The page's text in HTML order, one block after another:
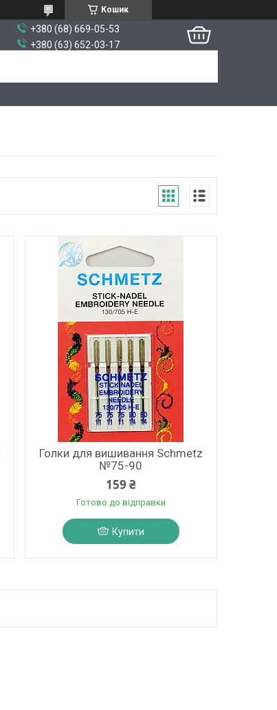
Кошик
+380 (68) 669-05-53
+380 (63) 652-03-17
Голки для вишивання Schmetz
№75-90
159 ₴
Готово до відправки
Купити